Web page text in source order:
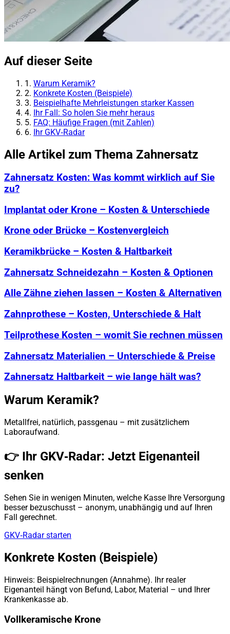
Auf dieser Seite
1. Warum Keramik?
2. Konkrete Kosten (Beispiele)
3. Beispielhafte Mehrleistungen starker Kassen
4. Ihr Fall: So holen Sie mehr heraus
5. FAQ: Häufige Fragen (mit Zahlen)
6. Ihr GKV‑Radar
Alle Artikel zum Thema Zahnersatz
Zahnersatz Kosten: Was kommt wirklich auf Sie
zu?
Implantat oder Krone – Kosten & Unterschiede
Krone oder Brücke – Kostenvergleich
Keramikbrücke – Kosten & Haltbarkeit
Zahnersatz Schneidezahn – Kosten & Optionen
Alle Zähne ziehen lassen – Kosten & Alternativen
Zahnprothese – Kosten, Unterschiede & Halt
Teilprothese Kosten – womit Sie rechnen müssen
Zahnersatz Materialien – Unterschiede & Preise
Zahnersatz Haltbarkeit – wie lange hält was?
Warum Keramik?
Metallfrei, natürlich, passgenau – mit zusätzlichem
Laboraufwand.
👉 Ihr GKV‑Radar: Jetzt Eigenanteil
senken
Sehen Sie in wenigen Minuten, welche Kasse Ihre Versorgung
besser bezuschusst – anonym, unabhängig und auf Ihren
Fall gerechnet.
GKV‑Radar starten
Konkrete Kosten (Beispiele)
Hinweis: Beispielrechnungen (Annahme). Ihr realer
Eigenanteil hängt von Befund, Labor, Material – und Ihrer
Krankenkasse ab.
Vollkeramische Krone